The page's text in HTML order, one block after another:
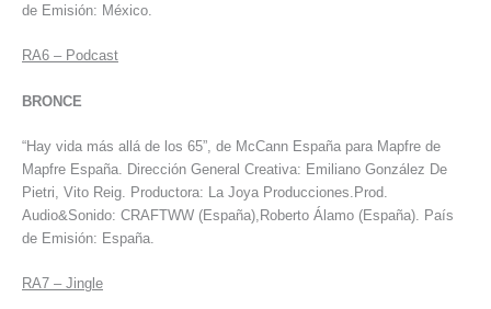
de Emisión: México.
RA6 – Podcast
BRONCE
“Hay vida más allá de los 65”, de McCann España para Mapfre de
Mapfre España. Dirección General Creativa: Emiliano González De
Pietri, Vito Reig. Productora: La Joya Producciones.Prod.
Audio&Sonido: CRAFTWW (España),Roberto Álamo (España). País
de Emisión: España.
RA7 – Jingle